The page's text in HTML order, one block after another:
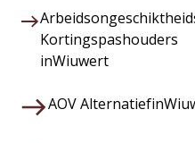
Kortingspashouders
inWiuwert
AOV Alternatiefin